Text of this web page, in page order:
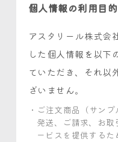
個人情報の利用目
アスタリール株式会
した個人情報を以下
ていただき、それ以
ざいません。
ご注文商品（サンプ
発送、ご請求、お
ービスを提供するた